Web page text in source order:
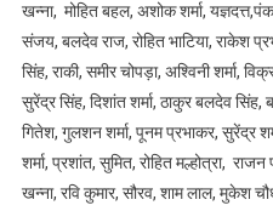
खन्ना, मोहित बहल, अशोक शर्मा,
संजय, बलदेव राज, रोहित भाटिया, राकेश
सिंह, राकी, समीर चोपड़ा, अश्विनी शर्मा,
सुरेंद्र सिंह, दिशांत शर्मा, ठाकुर बलदेव सिंह,
गितेश, गुलशन शर्मा, पूनम प्रभाकर, सुरेंद्र
शर्मा, प्रशांत, सुमित, रोहित मल्होत्रा,
खन्ना, रवि कुमार, सौरव, शाम लाल, मुकेश